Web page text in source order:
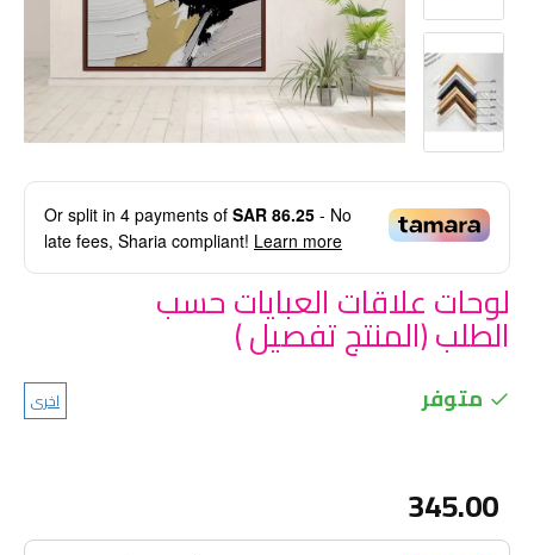
Or split in 4 payments of SAR 86.25 - No
late fees, Sharia compliant! Learn more
لوحات علاقات العبايات حسب
الطلب (المنتج تفصيل )
متوفر اخرى
345.00